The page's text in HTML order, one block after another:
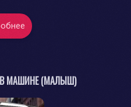
В МАШИНЕ (МАЛЫШ)